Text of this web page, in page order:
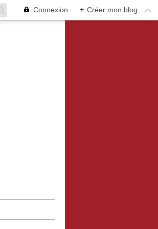
Connexion + Créer mon blog